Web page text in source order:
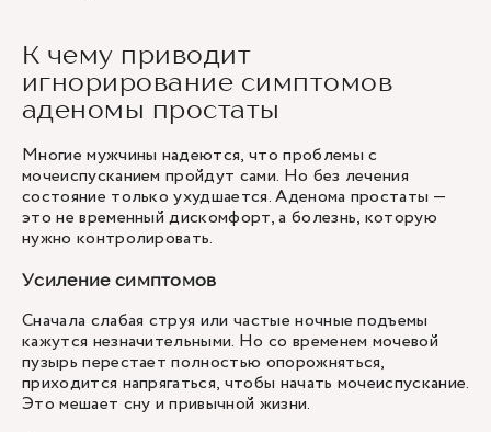
К чему приводит
игнорирование симптомов
аденомы простаты
Многие мужчины надеются, что проблемы с
мочеиспусканием пройдут сами. Но без лечения
состояние только ухудшается. Аденома простаты —
это не временный дискомфорт, а болезнь, которую
нужно контролировать.
Усиление симптомов
Сначала слабая струя или частые ночные подъемы
кажутся незначительными. Но со временем мочевой
пузырь перестает полностью опорожняться,
приходится напрягаться, чтобы начать мочеиспускание.
Это мешает сну и привычной жизни.